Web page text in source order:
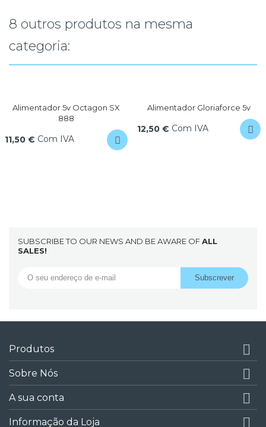
8 outros produtos na mesma
categoria:
Alimentador 5v Octagon SX
888
11,50 € Com IVA
Alimentador Gloriaforce 5v
12,50 € Com IVA
SUBSCRIBE TO OUR NEWS AND BE AWARE OFALL
SALES!
Produtos 
Sobre Nós 
A sua conta 
Informação da Loja 